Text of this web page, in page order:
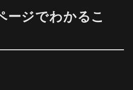
ージでわかるこ